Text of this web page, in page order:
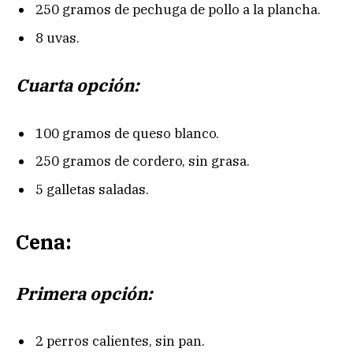
250 gramos de pechuga de pollo a la plancha.
8 uvas.
Cuarta opción:
100 gramos de queso blanco.
250 gramos de cordero, sin grasa.
5 galletas saladas.
Cena:
Primera opción:
2 perros calientes, sin pan.